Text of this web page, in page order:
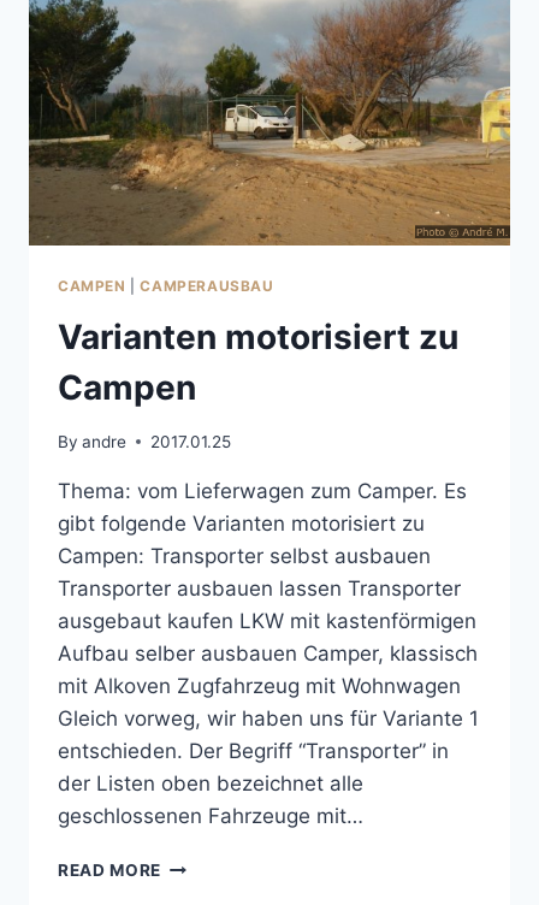
CAMPEN |CAMPERAUSBAU
Varianten motorisiert zu
Campen
By andre 2017.01.25
Thema: vom Lieferwagen zum Camper. Es
gibt folgende Varianten motorisiert zu
Campen: Transporter selbst ausbauen
Transporter ausbauen lassen Transporter
ausgebaut kaufen LKW mit kastenförmigen
Aufbau selber ausbauen Camper, klassisch
mit Alkoven Zugfahrzeug mit Wohnwagen
Gleich vorweg, wir haben uns für Variante 1
entschieden. Der Begriff “Transporter” in
der Listen oben bezeichnet alle
geschlossenen Fahrzeuge mit…
READ MORE VARIANTEN